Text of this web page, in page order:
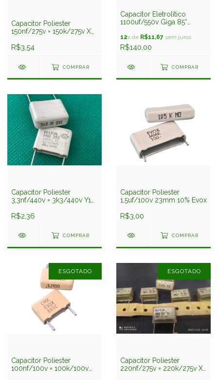
Capacitor Poliester
150nf/275v = 150k/275v X2
Rifa
R$3,54
COMPRAR
Capacitor Eletrolitico
1100uf/550v Giga 85°
12x de R$11,67 sem juros
R$140,00
COMPRAR
Capacitor Poliester
3,3nf/440v = 3k3/440v Y1
R$2,36
COMPRAR
Capacitor Poliester
1,5uf/100v 23mm 10% Evox
R$3,00
COMPRAR
ESGOTADO
Capacitor Poliester
100nf/100v = 100k/100v
ESGOTADO
Capacitor Poliester
220nf/275v = 220k/275v X2